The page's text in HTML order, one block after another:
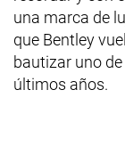
una marca de
que Bentley
bautizar uno
últimos años.